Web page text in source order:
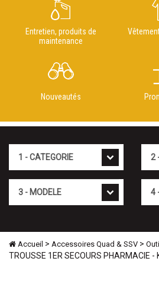
Entretien, produits de
maintenance
Nouveautés
Accueil > Accessoires Quad & SSV >
TROUSSE 1ER SECOURS PHARMACIE